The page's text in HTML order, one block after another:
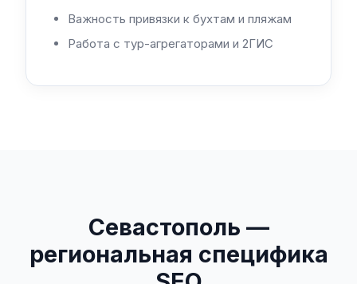
Важность привязки к бухтам и пляжам
Работа с тур-агрегаторами и 2ГИС
Севастополь —
региональная специфика